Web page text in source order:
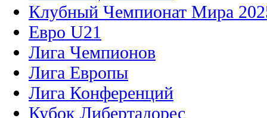
Клубный Чемпионат Мира
Евро U21
Лига Чемпионов
Лига Европы
Лига Конференций
Кубок Либертадорес